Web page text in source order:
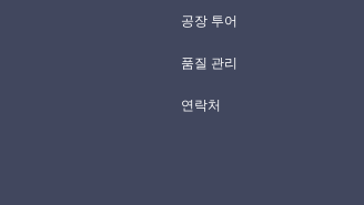
공장 투어
품질 관리
연락처